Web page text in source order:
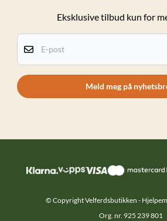
Personvern
Eksklusive tilbud kun for
Meld meg på
© Copyright Velferdsbutikken -
Org. nr. 925 239 801